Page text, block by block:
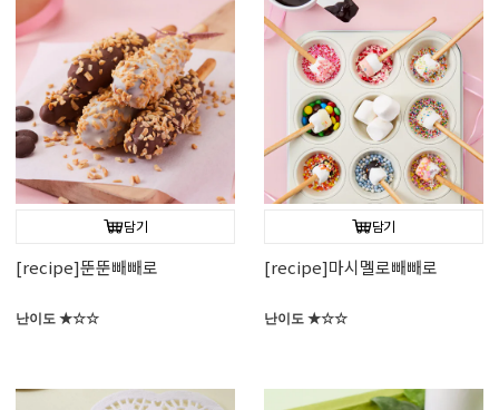
담기
[recipe]뚠뚠빼빼로
난이도 ★☆☆
담기
[recipe]마시멜로빼빼로
난이도 ★☆☆